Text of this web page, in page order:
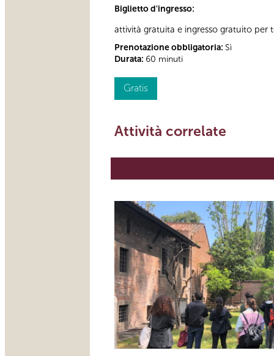
Biglietto d'ingresso:
attività gratuita e ingresso gratuito per
Prenotazione obbligatoria: Sì
Durata: 60 minuti
Gratis
Attività correlate